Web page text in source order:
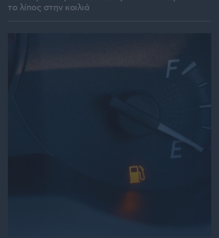
το λίπος στην κοιλιά